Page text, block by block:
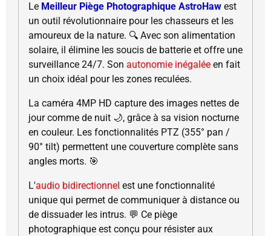
Le Meilleur Piège Photographique AstroHaw est
un outil révolutionnaire pour les chasseurs et les
amoureux de la nature. 🔍 Avec son alimentation
solaire, il élimine les soucis de batterie et offre une
surveillance 24/7. Son autonomie inégalée en fait
un choix idéal pour les zones reculées.
La caméra 4MP HD capture des images nettes de
jour comme de nuit 🌙, grâce à sa vision nocturne
en couleur. Les fonctionnalités PTZ (355° pan /
90° tilt) permettent une couverture complète sans
angles morts. 🎯
L'audio bidirectionnel est une fonctionnalité
unique qui permet de communiquer à distance ou
de dissuader les intrus. 💬 Ce piège
photographique est conçu pour résister aux